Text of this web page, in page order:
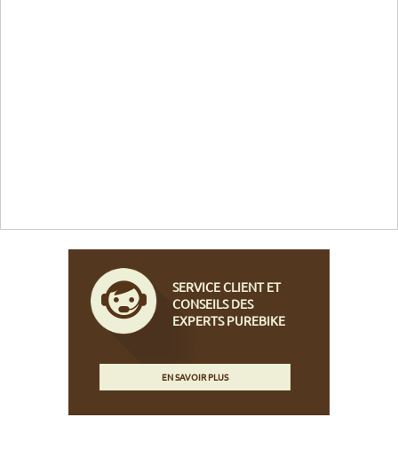
SERVICE CLIENT ET
CONSEILS DES
EXPERTS PUREBIKE
EN SAVOIR PLUS